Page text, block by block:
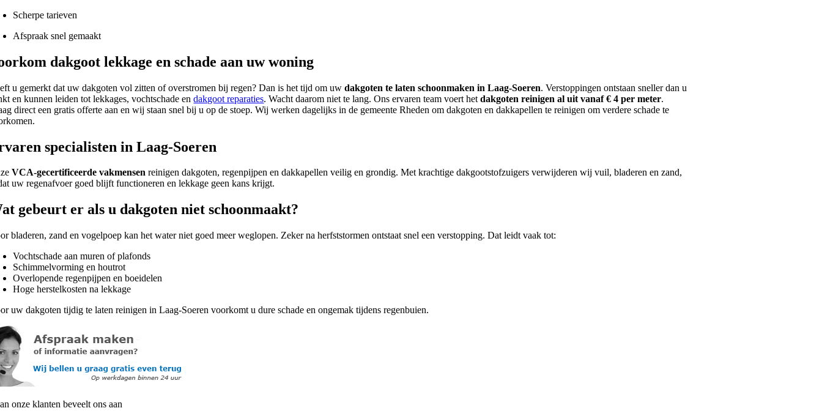
Scherpe tarieven
Afspraak snel gemaakt
dakgoot lekkage en schade aan uw woning
u gemerkt dat uw dakgoten vol zitten of overstromen bij regen? Dan is het tijd om uwdakgoten te laten schoonmaken in Laag-Soeren. Verstoppingen ontstaan sneller dan u
en kunnen leiden tot lekkages, vochtschade endakgoot reparaties. Wacht daarom niet te lang. Ons ervaren team voert hetdakgoten reinigen al uit vanaf € 4 per meter.
direct een gratis offerte aan en wij staan snel bij u op de stoep. Wij werken dagelijks in de gemeente Rheden om dakgoten en dakkapellen te reinigen om verdere schade te
specialisten in Laag-Soeren
VCA-gecertificeerde vakmensen reinigen dakgoten, regenpijpen en dakkapellen veilig en grondig. Met krachtige dakgootstofzuigers verwijderen wij vuil, bladeren en zand,
uw regenafvoer goed blijft functioneren en lekkage geen kans krijgt.
gebeurt er als u dakgoten niet schoonmaakt?
bladeren, zand en vogelpoep kan het water niet goed meer weglopen. Zeker na herfststormen ontstaat snel een verstopping. Dat leidt vaak tot:
Vochtschade aan muren of plafonds
Schimmelvorming en houtrot
Overlopende regenpijpen en boeidelen
Hoge herstelkosten na lekkage
uw dakgoten tijdig te laten reinigen in Laag-Soeren voorkomt u dure schade en ongemak tijdens regenbuien.
onze klanten beveelt ons aan